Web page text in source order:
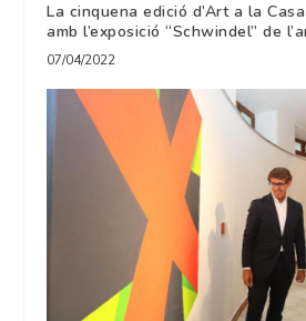
La cinquena edició d’Art a la
amb l’exposició “Schwindel” de
07/04/2022